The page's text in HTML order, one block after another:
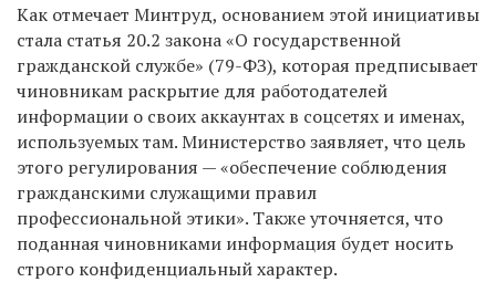
Как отмечает Минтруд, основанием этой инициативы
стала статья 20.2 закона «О государственной
гражданской службе» (79-ФЗ), которая предписывает
чиновникам раскрытие для работодателей
информации о своих аккаунтах в соцсетях и именах,
используемых там. Министерство заявляет, что цель
этого регулирования — «обеспечение соблюдения
гражданскими служащими правил
профессиональной этики». Также уточняется, что
поданная чиновниками информация будет носить
строго конфиденциальный характер.